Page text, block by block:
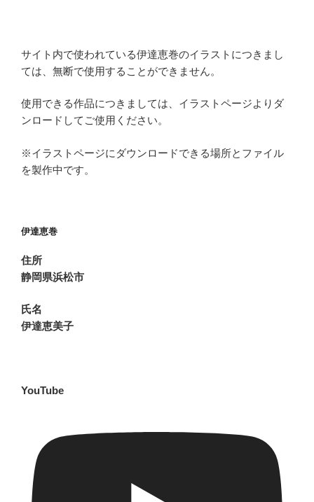
サイト内で使われている伊達恵巻のイラストにつきまし
ては、無断で使用することができません。
使用できる作品につきましては、イラストページよりダ
ンロードしてご使用ください。
※イラストページにダウンロードできる場所とファイル
を製作中です。
伊達恵巻
住所
静岡県浜松市
氏名
伊達恵美子
YouTube